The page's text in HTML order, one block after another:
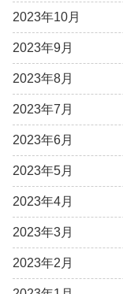
2023年10月
2023年9月
2023年8月
2023年7月
2023年6月
2023年5月
2023年4月
2023年3月
2023年2月